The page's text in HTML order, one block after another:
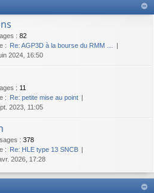
: 82
: Re: AGP3D à la bourse du RMM …
2024, 16:50
: 11
: Re: petite mise au point
2023, 11:05
: 378
: Re: HLE type 13 SNCB
2026, 17:28